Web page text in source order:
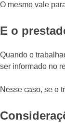
O mesmo vale
E o
Quando o
ser informado no
Nesse caso, se o